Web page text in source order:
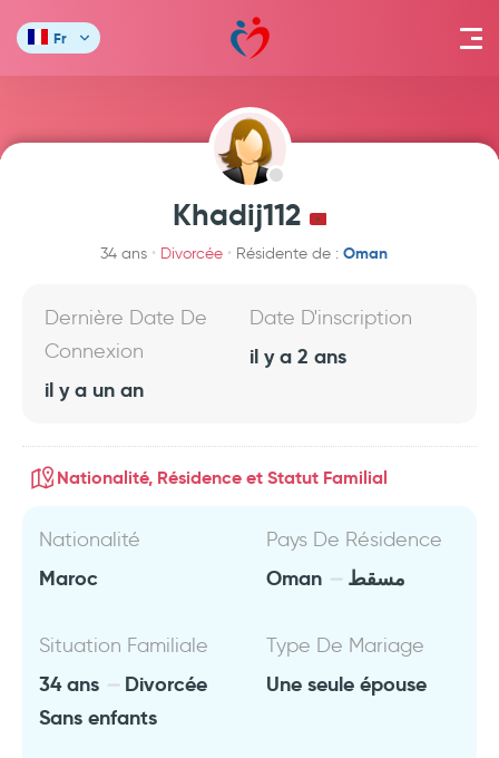
Fr
Khadij112
34 ans Divorcée Résidente de : Oman
Dernière Date De
Connexion
il y a un an
Date D'inscription
il y a 2 ans
Nationalité, Résidence et Statut Familial
Nationalité
Maroc
Pays De Résidence
Oman مسقط
Situation Familiale
34 ans
Divorcée
Sans enfants
Type De Mariage
Une seule épouse